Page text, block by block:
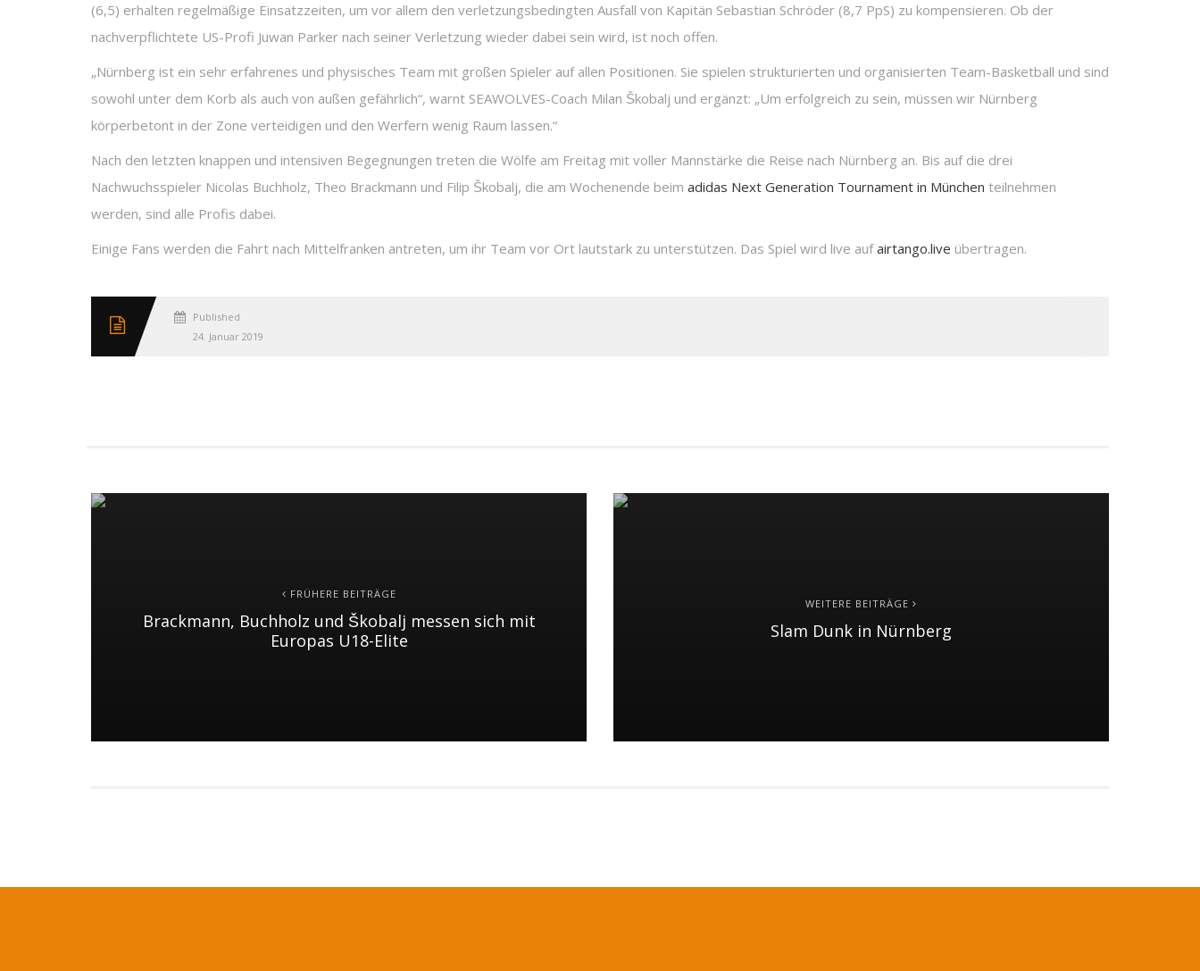
(6,5) erhalten regelmäßige Einsatzzeiten, um vor allem den verletzungsbedingten Ausfall von Kapitän Sebastian Schröder (8,7 PpS) zu kompensieren. Ob der
nachverpflichtete US-Profi Juwan Parker nach seiner Verletzung wieder dabei sein wird, ist noch offen.
„Nürnberg ist ein sehr erfahrenes und physisches Team mit großen Spieler auf allen Positionen. Sie spielen strukturierten und organisierten Team-Basketball und sind
sowohl unter dem Korb als auch von außen gefährlich“, warnt SEAWOLVES-Coach Milan Škobalj und ergänzt: „Um erfolgreich zu sein, müssen wir Nürnberg
körperbetont in der Zone verteidigen und den Werfern wenig Raum lassen.“
Nach den letzten knappen und intensiven Begegnungen treten die Wölfe am Freitag mit voller Mannstärke die Reise nach Nürnberg an. Bis auf die drei
Nachwuchsspieler Nicolas Buchholz, Theo Brackmann und Filip Škobalj, die am Wochenende beim adidas Next Generation Tournament in München teilnehmen
werden, sind alle Profis dabei.
Einige Fans werden die Fahrt nach Mittelfranken antreten, um ihr Team vor Ort lautstark zu unterstützen. Das Spiel wird live aufairtango.live übertragen.
Published
24. Januar 2019
FRÜHERE BEITRÄGE
Brackmann, Buchholz und Škobalj messen sich mit
Europas U18-Elite
WEITERE BEITRÄGE
Slam Dunk in Nürnberg